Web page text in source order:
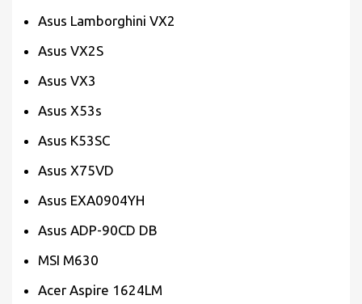
Asus Lamborghini VX2
Asus VX2S
Asus VX3
Asus X53s
Asus K53SC
Asus X75VD
Asus EXA0904YH
Asus ADP-90CD DB
MSI M630
Acer Aspire 1624LM